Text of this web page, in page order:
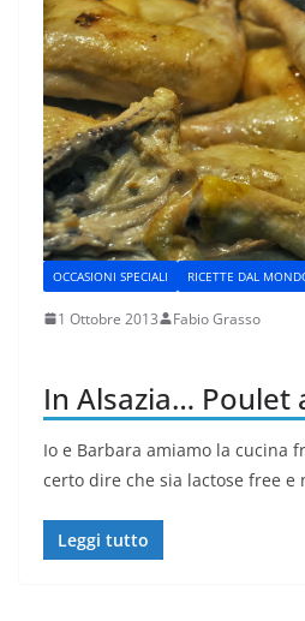
OCCASIONI SPECIALI RICETTE DAL
1 Ottobre 2013 Fabio Grasso
In Alsazia… Poulet
Io e Barbara amiamo la cucina
certo dire che sia lactose free e
Leggi tutto